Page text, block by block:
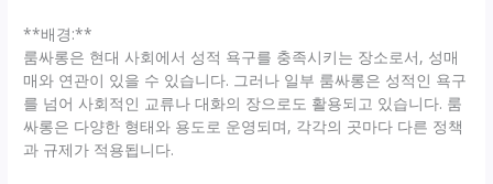
**배경:**
룸싸롱은 현대 사회에서 성적 욕구를 충족시키는 장소로서, 성매
매와 연관이 있을 수 있습니다. 그러나 일부 룸싸롱은 성적인 욕구
를 넘어 사회적인 교류나 대화의 장으로도 활용되고 있습니다. 룸
싸롱은 다양한 형태와 용도로 운영되며, 각각의 곳마다 다른 정책
과 규제가 적용됩니다.